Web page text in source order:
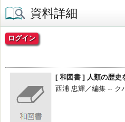
資料詳細
ログイン
[ 和図書 ] 人類の歴史
西浦 忠輝／編集 -- ク